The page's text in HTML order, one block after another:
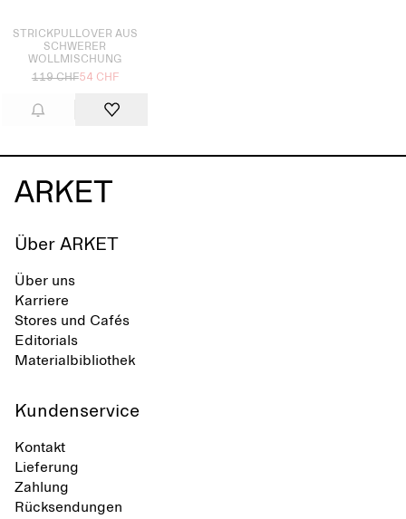
STRICKPULLOVER AUS
SCHWERER
WOLLMISCHUNG
119 CHF54 CHF
Über ARKET
Über uns
Karriere
Stores und Cafés
Editorials
Materialbibliothek
Kundenservice
Kontakt
Lieferung
Zahlung
Rücksendungen